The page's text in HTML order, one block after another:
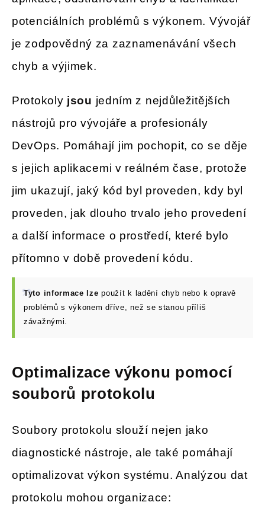
potenciálních problémů s výkonem. Vývojář
je zodpovědný za zaznamenávání všech
chyb a výjimek.
Protokoly jsou jedním z nejdůležitějších
nástrojů pro vývojáře a profesionály
DevOps. Pomáhají jim pochopit, co se děje
s jejich aplikacemi v reálném čase, protože
jim ukazují, jaký kód byl proveden, kdy byl
proveden, jak dlouho trvalo jeho provedení
a další informace o prostředí, které bylo
přítomno v době provedení kódu.
Tyto informace lze použít k ladění chyb nebo k opravě
problémů s výkonem dříve, než se stanou příliš
závažnými.
Optimalizace výkonu pomocí
souborů protokolu
Soubory protokolu slouží nejen jako
diagnostické nástroje, ale také pomáhají
optimalizovat výkon systému. Analýzou dat
protokolu mohou organizace: